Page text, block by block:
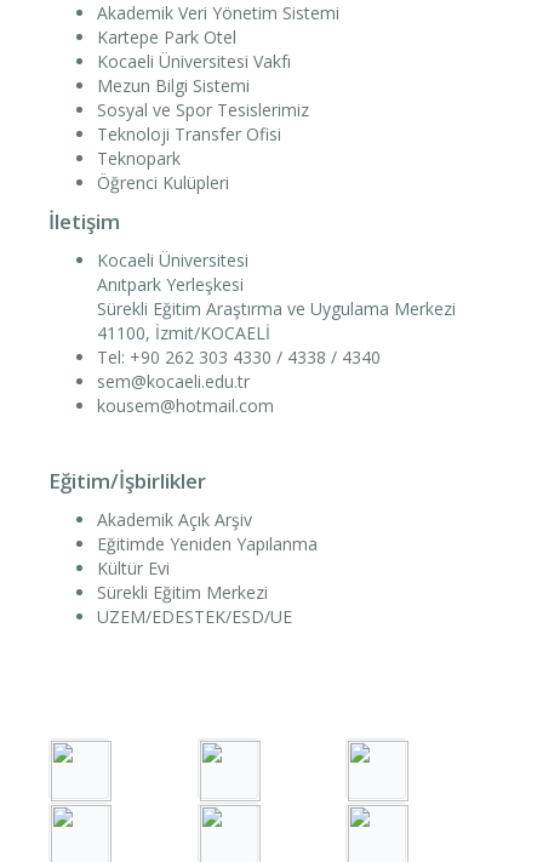
Akademik Veri Yönetim Sistemi
Kartepe Park Otel
Kocaeli Üniversitesi Vakfı
Mezun Bilgi Sistemi
Sosyal ve Spor Tesislerimiz
Teknoloji Transfer Ofisi
Teknopark
Öğrenci Kulüpleri
İletişim
Kocaeli Üniversitesi
Anıtpark Yerleşkesi
Sürekli Eğitim Araştırma ve Uygulama Merkezi
41100, İzmit/KOCAELİ
Tel: +90 262 303 4330 / 4338 / 4340
sem@kocaeli.edu.tr
kousem@hotmail.com
Eğitim/İşbirlikler
Akademik Açık Arşiv
Eğitimde Yeniden Yapılanma
Kültür Evi
Sürekli Eğitim Merkezi
UZEM/EDESTEK/ESD/UE